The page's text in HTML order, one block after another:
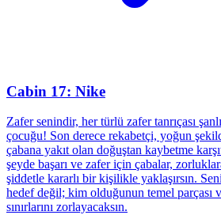
Cabin 17: Nike
Zafer senindir, her türlü zafer tanrıçası
çocuğu! Son derece rekabetçi, yoğun
çabana yakıt olan doğuştan kaybetme
şeyde başarı ve zafer için çabalar,
şiddetle kararlı bir kişilikle yaklaşırsın.
hedef değil; kim olduğunun temel parçası
sınırlarını zorlayacaksın.